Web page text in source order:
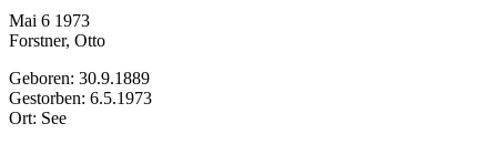
Mai 6 1973
Forstner, Otto
Geboren: 30.9.1889
Gestorben: 6.5.1973
Ort: See